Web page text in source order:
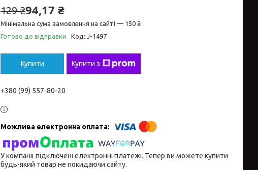
129 ₴94,17 ₴
Мінімальна сума замовлення на сайті — 150 ₴
Готово до відправки
Код: J-1497
Купити Купити з
+380 (99) 557-80-20
У компанії підключені електронні платежі. Тепер ви можете купити
будь-який товар не покидаючи сайту.